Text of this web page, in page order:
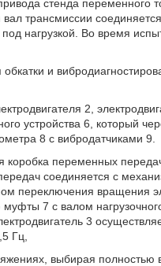
стенда переменного
трансмиссии
под нагрузкой. Во время
и
2,
устройства 6, который
8 с вибродатчиками 9.
переменных
соединяется с
переключения вращения
7 с валом
3
Гц,
выбирая полностью